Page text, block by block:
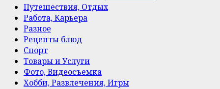
Путешествия, Отдых
Работа, Карьера
Разное
Рецепты блюд
Спорт
Товары и Услуги
Фото, Видеосъемка
Хобби, Развлечения, Игры